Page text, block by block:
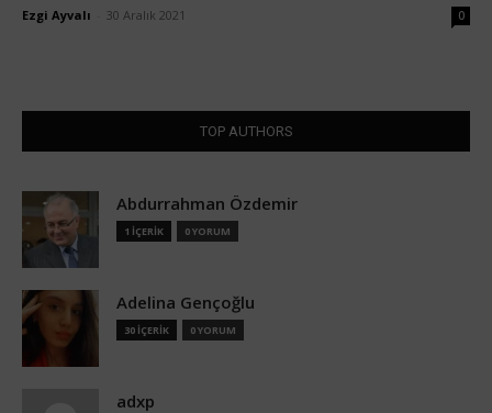
Ezgi Ayvalı 30 Aralık 2021 0
TOP AUTHORS
Abdurrahman Özdemir
1 İÇERİK 0 YORUM
Adelina Gençoğlu
30 İÇERİK 0 YORUM
adxp